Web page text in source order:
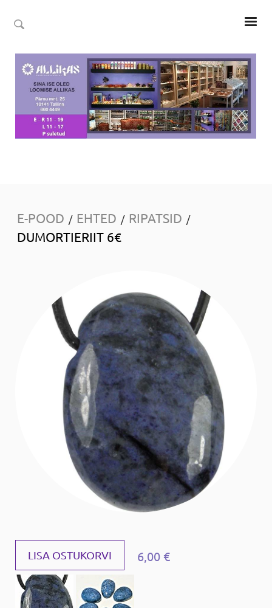
E-POOD / EHTED / RIPATSID /
DUMORTIERIIT 6€
LISA OSTUKORVI 6,00 €